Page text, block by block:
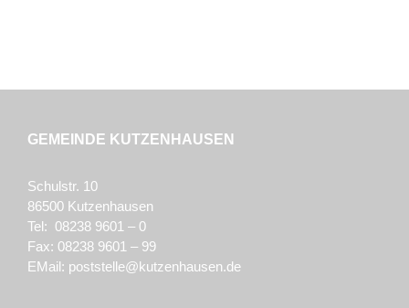
GEMEINDE KUTZENHAUSEN
Schulstr. 10
86500 Kutzenhausen
Tel: 08238 9601 – 0
Fax: 08238 9601 – 99
EMail: poststelle@kutzenhausen.de